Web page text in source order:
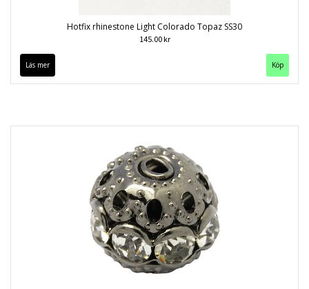
Hotfix rhinestone Light Colorado Topaz SS30
145.00 kr
Läs mer Köp